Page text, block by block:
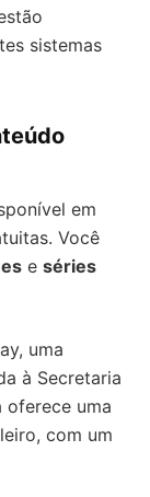
sistemas
em
Você
e séries
uma
à Secretaria
oferece uma
com um